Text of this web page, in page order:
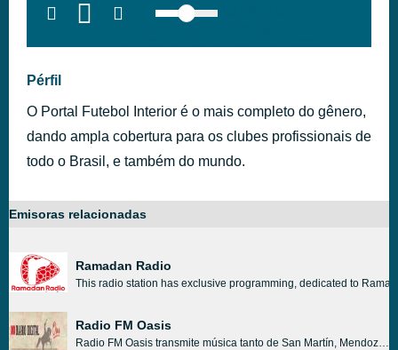
height:28px; background:#005f79;'
Pérfil
O Portal Futebol Interior é o mais completo do gênero,
dando ampla cobertura para os clubes profissionais de
todo o Brasil, e também do mundo.
Emisoras relacionadas
Ramadan Radio
This radio station has exclusive programming, dedicated to
Radio FM Oasis
Radio FM Oasis transmite música tanto de San Martín, Mendoza, Argentina como internacional que también varía de un género a otro. Aunque su principal género de elección es Pop Latino, Tango, Local News. La visión principal de Radio FM Oasis es reproducir lo que sus oyentes escucharán o si dicen al revés lo que a sus oyentes les gustaría escuchar.